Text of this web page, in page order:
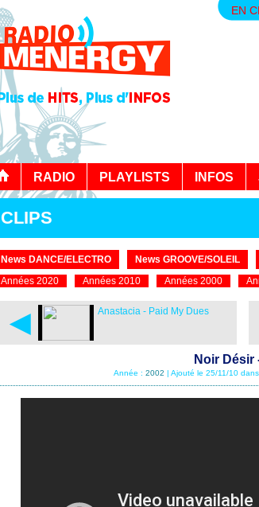
EN
RADIO PLAYLISTS INFOS
CLIPS
News DANCE/ELECTRO News GROOVE/SOLEIL
Années 2020
Années 2010 Années 2000
◄ Anastacia - Paid My Dues
Noir Désir
Année : 2002 | Ajouté le 25/11/10 dans